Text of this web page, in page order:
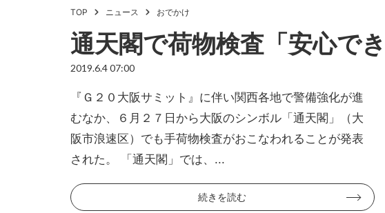
TOP ニュース おでかけ
通天閣で荷物検査「安心で
2019.6.4 07:00
『Ｇ２０大阪サミット』に伴い関西各地で警備強化が進
むなか、６月２７日から大阪のシンボル「通天閣」（大
阪市浪速区）でも手荷物検査がおこなわれることが発表
された。 「通天閣」では、...
続きを読む